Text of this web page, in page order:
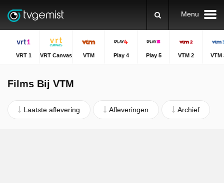
Menu
VRT 1 VRT Canvas VTM Play 4 Play 5 VTM 2 VTM
Films Bij VTM
Laatste aflevering Afleveringen Archief